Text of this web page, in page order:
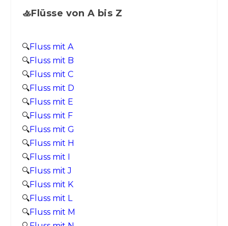
🚣Flüsse von A bis Z
🔍Fluss mit A
🔍Fluss mit B
🔍Fluss mit C
🔍Fluss mit D
🔍Fluss mit E
🔍Fluss mit F
🔍Fluss mit G
🔍Fluss mit H
🔍Fluss mit I
🔍Fluss mit J
🔍Fluss mit K
🔍Fluss mit L
🔍Fluss mit M